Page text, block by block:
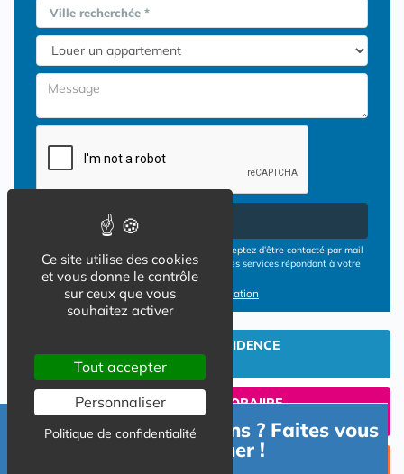
Ville recherchée *
En cliquant sur le bouton ENVOYER vous acceptez d’être contacté par mail
ou téléphone par les opérateurs de résidences services répondant à votre
demande
Conditions d'utilisation
INVESTIR EN RESIDENCE
UN SEJOUR TEMPORAIIRE
EN RESIDENCE SENIOR?
TROUVER UNE PLACE
Besoin d'informations ? Faites vous
accompagner !
Ce site utilise des cookies
et vous donne le contrôle
sur ceux que vous
souhaitez activer
Tout accepter
Personnaliser
Politique de confidentialité